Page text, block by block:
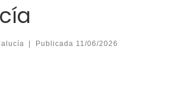
Publicada 11/06/2026